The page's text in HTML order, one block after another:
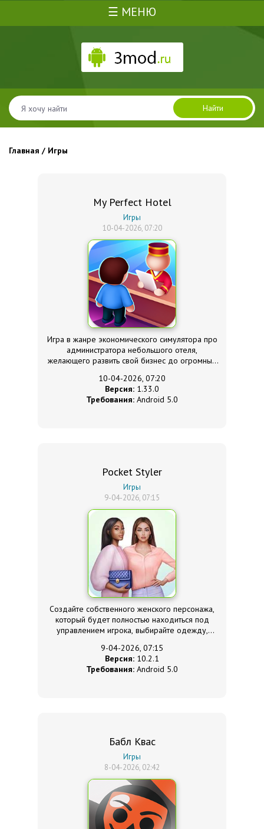
☰ МЕНЮ
Найти
Главная / Игры
My Perfect Hotel
Игры
10-04-2026, 07:20
Игра в жанре экономического симулятора про
администратора небольшого отеля,
желающего развить свой бизнес до огромных
10-04-2026, 07:20
Версия: 1.33.0
Требования: Android 5.0
Pocket Styler
Игры
9-04-2026, 07:15
Создайте собственного женского персонажа,
который будет полностью находиться под
управлением игрока, выбирайте одежду,
9-04-2026, 07:15
Версия: 10.2.1
Требования: Android 5.0
Бабл Квас
Игры
8-04-2026, 02:42